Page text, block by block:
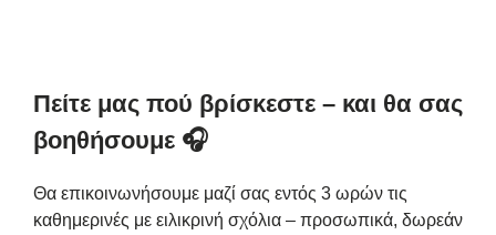
Πείτε μας πού βρίσκεστε – και θα σας
βοηθήσουμε 🎧
Θα επικοινωνήσουμε μαζί σας εντός 3 ωρών τις
καθημερινές με ειλικρινή σχόλια – προσωπικά, δωρεάν